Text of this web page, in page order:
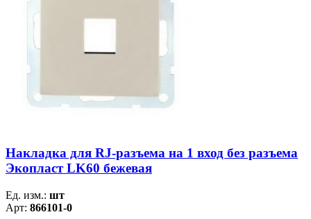
Накладка для RJ-разъема на 1 вход без разъема
Экопласт LK60 бежевая
Ед. изм.: шт
Арт: 866101-0